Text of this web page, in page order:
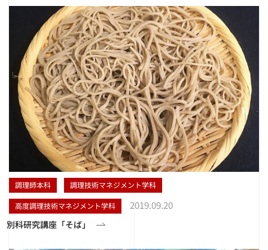
調理師本科 調理技術マネジメント学科
高度調理技術マネジメント学科 2019.09.20
別科研究講座「そば」